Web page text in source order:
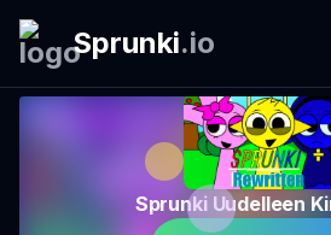
Sprunki.io
Sprunki Uudelleen